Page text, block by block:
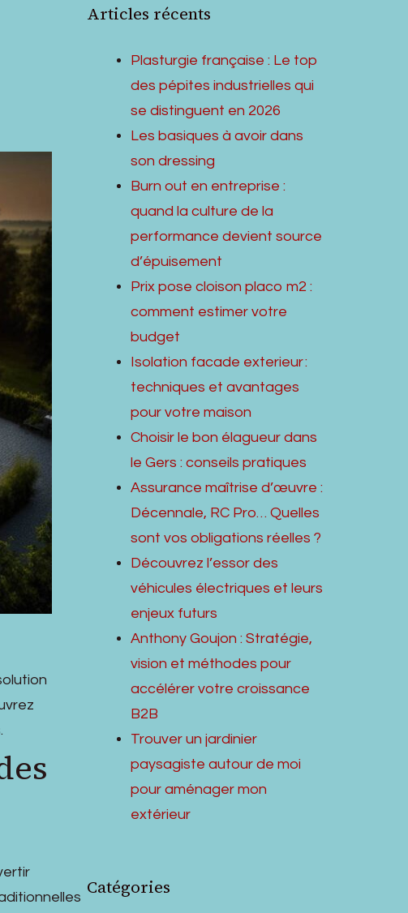
Articles récents
Plasturgie française : Le top
des pépites industrielles qui
se distinguent en 2026
Les basiques à avoir dans
son dressing
Burn out en entreprise :
quand la culture de la
performance devient source
d’épuisement
Prix pose cloison placo m2 :
comment estimer votre
budget
Isolation facade exterieur :
techniques et avantages
pour votre maison
Choisir le bon élagueur dans
le Gers : conseils pratiques
Assurance maîtrise d’œuvre :
Décennale, RC Pro… Quelles
sont vos obligations réelles ?
Découvrez l’essor des
véhicules électriques et leurs
enjeux futurs
Anthony Goujon : Stratégie,
vision et méthodes pour
accélérer votre croissance
B2B
Trouver un jardinier
paysagiste autour de moi
pour aménager mon
extérieur
Catégories